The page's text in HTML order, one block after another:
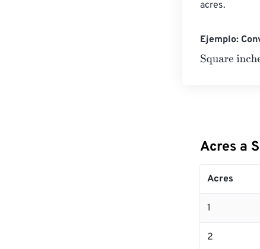
acres.
Ejemplo:
Square inches
Acres a
Acres
1
2